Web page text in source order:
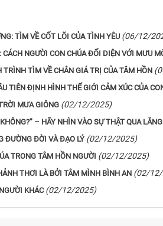
TÌM VỀ CỐT LÕI CỦA TÌNH YÊU (06/12/
NGƯỜI CON CHÚA ĐỐI DIỆN VỚI MƯU
TÌM VỀ CHÂN GIÁ TRỊ CỦA TÂM HỒN
TIÊN ĐỊNH HÌNH THẾ GIỚI CẢM XÚC CỦA
MƯA GIÔNG (02/12/2025)
– HÃY NHÌN VÀO SỰ THẬT QUA
ĐƯỜNG ĐỜI VÀ ĐẠO LÝ (02/12/2025)
TRONG TÂM HỒN NGƯỜI (02/12/2025)
THƠI LÀ BỞI TÂM MÌNH BÌNH AN (02/
KHÁC (02/12/2025)